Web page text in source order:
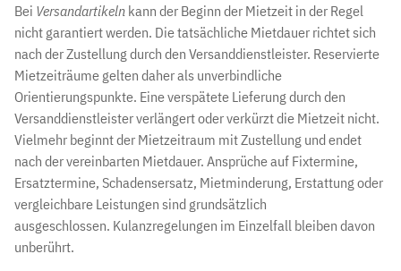
Bei Versandartikeln kann der Beginn der Mietzeit in der Regel
nicht garantiert werden. Die tatsächliche Mietdauer richtet sich
nach der Zustellung durch den Versanddienstleister. Reservierte
Mietzeiträume gelten daher als unverbindliche
Orientierungspunkte. Eine verspätete Lieferung durch den
Versanddienstleister verlängert oder verkürzt die Mietzeit nicht.
Vielmehr beginnt der Mietzeitraum mit Zustellung und endet
nach der vereinbarten Mietdauer. Ansprüche auf Fixtermine,
Ersatztermine, Schadensersatz, Mietminderung, Erstattung oder
vergleichbare Leistungen sind grundsätzlich
ausgeschlossen. Kulanzregelungen im Einzelfall bleiben davon
unberührt.